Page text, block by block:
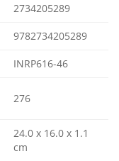
2734205289
9782734205289
INRP616-46
276
24.0 x 16.0 x 1.1
cm